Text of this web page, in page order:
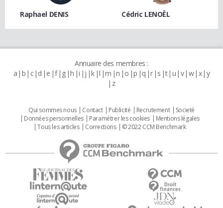
Raphael DENIS Cédric LENOËL
Annuaire des membres :
a b c d e f g h i j k l m n o p q r s t u v w x y
z
Qui sommes nous Contact Publicité Recrutement
Societé
Données personnelles
Paramétrer les cookies
Mentions légales
Tous les articles
Corrections © 2022 CCM Benchmark